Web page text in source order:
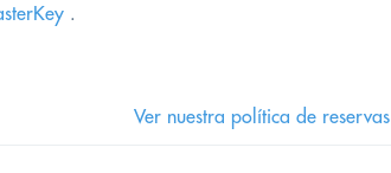
.
Ver nuestra política de reservas